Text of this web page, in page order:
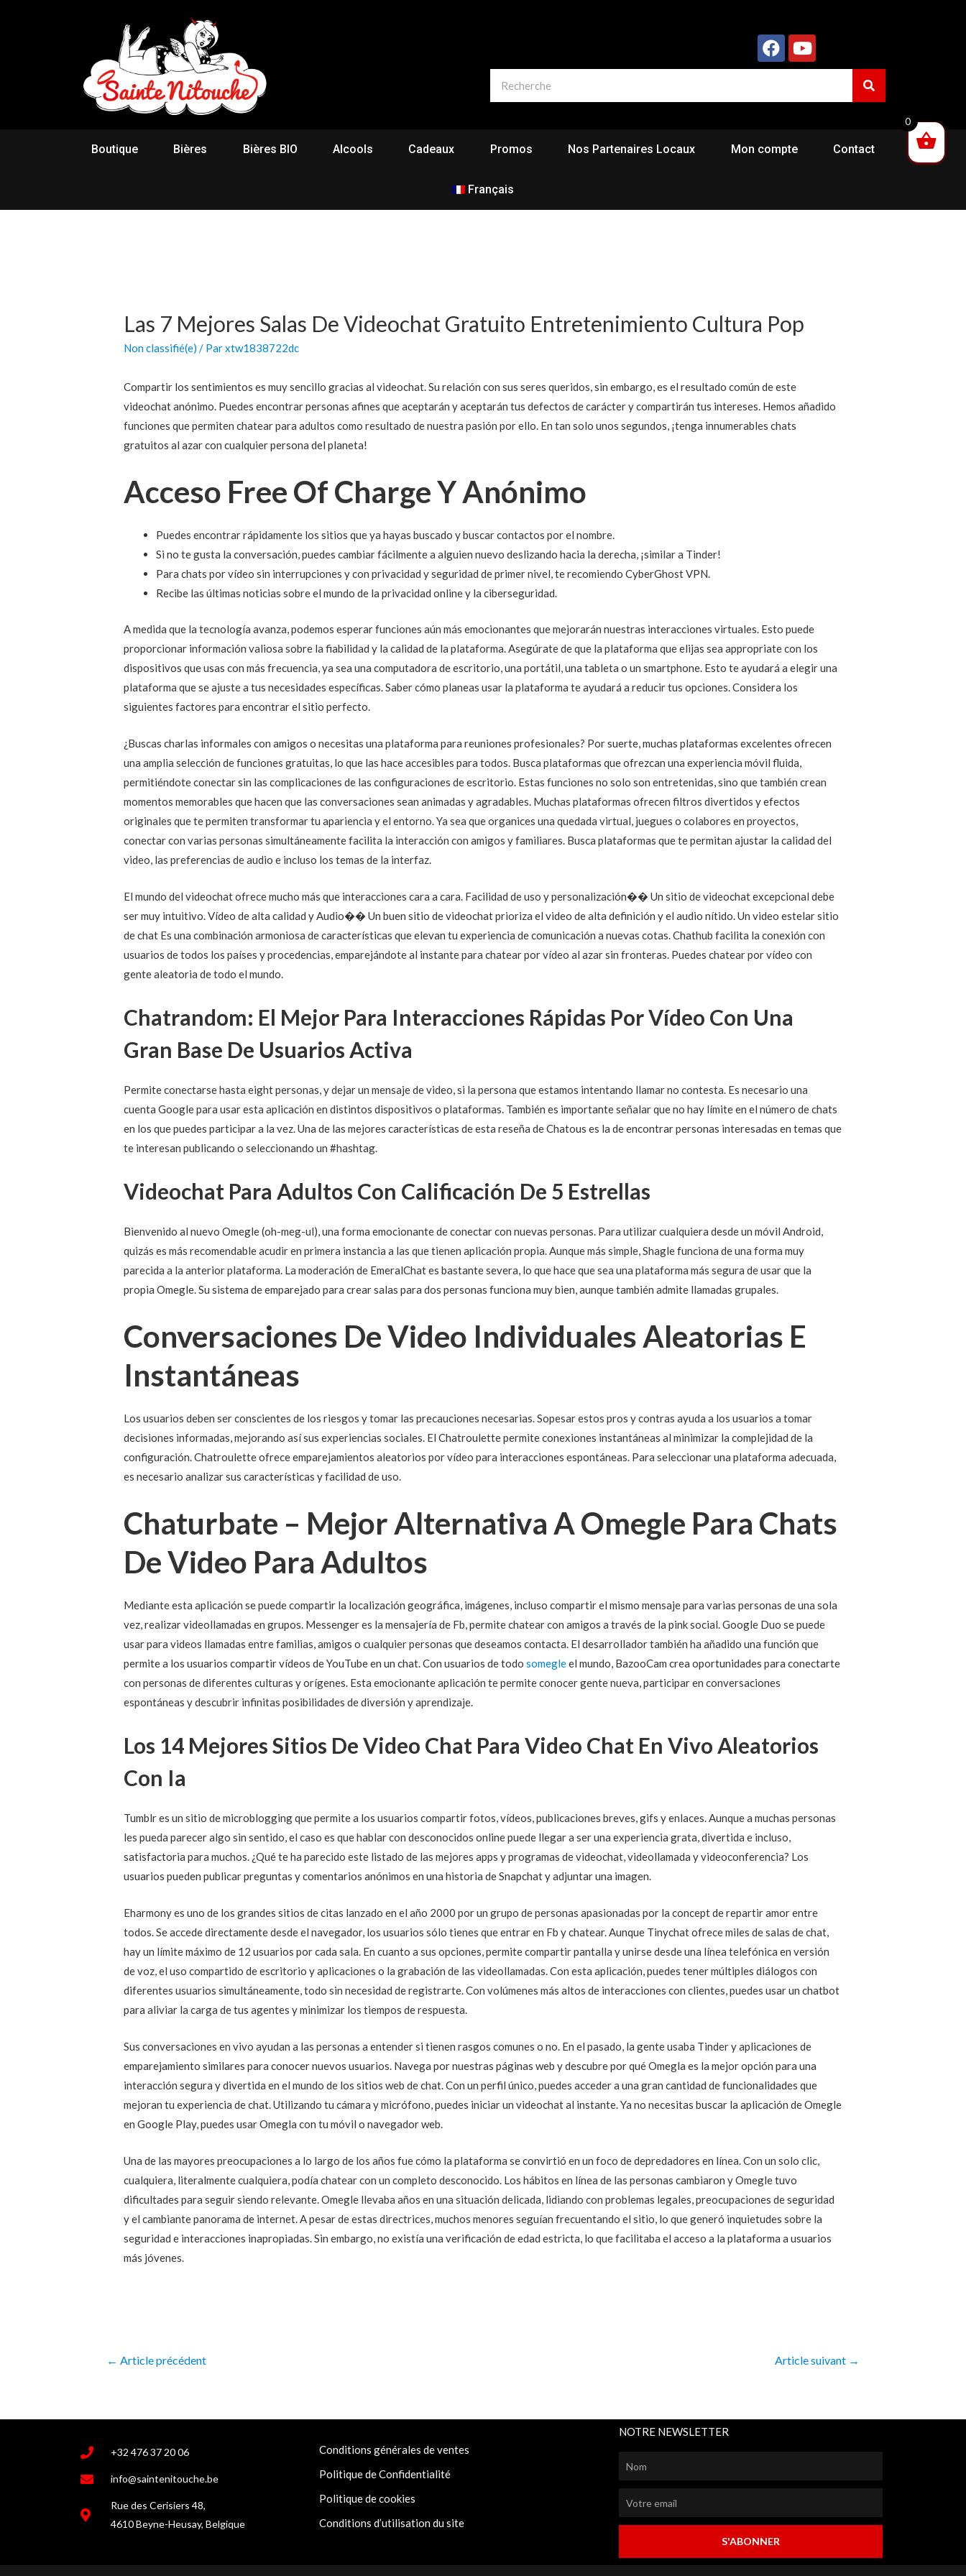
Boutique Bières Bières BIO Alcools Cadeaux Promos Nos Partenaires Locaux Mon compte Contact
Français
Las 7 Mejores Salas De Videochat Gratuito Entretenimiento Cultura Pop
Non classifié(e) / Parxtw1838722dc
Compartir los sentimientos es muy sencillo gracias al videochat. Su relación con sus seres queridos, sin embargo, es el resultado común de este
videochat anónimo. Puedes encontrar personas afines que aceptarán y aceptarán tus defectos de carácter y compartirán tus intereses. Hemos añadido
funciones que permiten chatear para adultos como resultado de nuestra pasión por ello. En tan solo unos segundos, ¡tenga innumerables chats
gratuitos al azar con cualquier persona del planeta!
Acceso Free Of Charge Y Anónimo
Puedes encontrar rápidamente los sitios que ya hayas buscado y buscar contactos por el nombre.
Si no te gusta la conversación, puedes cambiar fácilmente a alguien nuevo deslizando hacia la derecha, ¡similar a Tinder!
Para chats por vídeo sin interrupciones y con privacidad y seguridad de primer nivel, te recomiendo CyberGhost VPN.
Recibe las últimas noticias sobre el mundo de la privacidad online y la ciberseguridad.
A medida que la tecnología avanza, podemos esperar funciones aún más emocionantes que mejorarán nuestras interacciones virtuales. Esto puede
proporcionar información valiosa sobre la fiabilidad y la calidad de la plataforma. Asegúrate de que la plataforma que elijas sea appropriate con los
dispositivos que usas con más frecuencia, ya sea una computadora de escritorio, una portátil, una tableta o un smartphone. Esto te ayudará a elegir una
plataforma que se ajuste a tus necesidades específicas. Saber cómo planeas usar la plataforma te ayudará a reducir tus opciones. Considera los
siguientes factores para encontrar el sitio perfecto.
¿Buscas charlas informales con amigos o necesitas una plataforma para reuniones profesionales? Por suerte, muchas plataformas excelentes ofrecen
una amplia selección de funciones gratuitas, lo que las hace accesibles para todos. Busca plataformas que ofrezcan una experiencia móvil fluida,
permitiéndote conectar sin las complicaciones de las configuraciones de escritorio. Estas funciones no solo son entretenidas, sino que también crean
momentos memorables que hacen que las conversaciones sean animadas y agradables. Muchas plataformas ofrecen filtros divertidos y efectos
originales que te permiten transformar tu apariencia y el entorno. Ya sea que organices una quedada virtual, juegues o colabores en proyectos,
conectar con varias personas simultáneamente facilita la interacción con amigos y familiares. Busca plataformas que te permitan ajustar la calidad del
video, las preferencias de audio e incluso los temas de la interfaz.
El mundo del videochat ofrece mucho más que interacciones cara a cara. Facilidad de uso y personalización��️ Un sitio de videochat excepcional debe
ser muy intuitivo. Vídeo de alta calidad y Audio�� Un buen sitio de videochat prioriza el video de alta definición y el audio nítido. Un video estelar sitio
de chat Es una combinación armoniosa de características que elevan tu experiencia de comunicación a nuevas cotas. Chathub facilita la conexión con
usuarios de todos los países y procedencias, emparejándote al instante para chatear por vídeo al azar sin fronteras. Puedes chatear por vídeo con
gente aleatoria de todo el mundo.
Chatrandom: El Mejor Para Interacciones Rápidas Por Vídeo Con Una
Gran Base De Usuarios Activa
Permite conectarse hasta eight personas, y dejar un mensaje de video, si la persona que estamos intentando llamar no contesta. Es necesario una
cuenta Google para usar esta aplicación en distintos dispositivos o plataformas. También es importante señalar que no hay límite en el número de chats
en los que puedes participar a la vez. Una de las mejores características de esta reseña de Chatous es la de encontrar personas interesadas en temas que
te interesan publicando o seleccionando un #hashtag.
Videochat Para Adultos Con Calificación De 5 Estrellas
Bienvenido al nuevo Omegle (oh-meg-ul), una forma emocionante de conectar con nuevas personas. Para utilizar cualquiera desde un móvil Android,
quizás es más recomendable acudir en primera instancia a las que tienen aplicación propia. Aunque más simple, Shagle funciona de una forma muy
parecida a la anterior plataforma. La moderación de EmeralChat es bastante severa, lo que hace que sea una plataforma más segura de usar que la
propia Omegle. Su sistema de emparejado para crear salas para dos personas funciona muy bien, aunque también admite llamadas grupales.
Conversaciones De Video Individuales Aleatorias E
Instantáneas
Los usuarios deben ser conscientes de los riesgos y tomar las precauciones necesarias. Sopesar estos pros y contras ayuda a los usuarios a tomar
decisiones informadas, mejorando así sus experiencias sociales. El Chatroulette permite conexiones instantáneas al minimizar la complejidad de la
configuración. Chatroulette ofrece emparejamientos aleatorios por vídeo para interacciones espontáneas. Para seleccionar una plataforma adecuada,
es necesario analizar sus características y facilidad de uso.
Chaturbate – Mejor Alternativa A Omegle Para Chats
De Video Para Adultos
Mediante esta aplicación se puede compartir la localización geográfica, imágenes, incluso compartir el mismo mensaje para varias personas de una sola
vez, realizar videollamadas en grupos. Messenger es la mensajería de Fb, permite chatear con amigos a través de la pink social. Google Duo se puede
usar para videos llamadas entre familias, amigos o cualquier personas que deseamos contacta. El desarrollador también ha añadido una función que
permite a los usuarios compartir vídeos de YouTube en un chat. Con usuarios de todosomegleel mundo, BazooCam crea oportunidades para conectarte
con personas de diferentes culturas y orígenes. Esta emocionante aplicación te permite conocer gente nueva, participar en conversaciones
espontáneas y descubrir infinitas posibilidades de diversión y aprendizaje.
Los 14 Mejores Sitios De Video Chat Para Video Chat En Vivo Aleatorios
Con Ia
Tumblr es un sitio de microblogging que permite a los usuarios compartir fotos, vídeos, publicaciones breves, gifs y enlaces. Aunque a muchas personas
les pueda parecer algo sin sentido, el caso es que hablar con desconocidos online puede llegar a ser una experiencia grata, divertida e incluso,
satisfactoria para muchos. ¿Qué te ha parecido este listado de las mejores apps y programas de videochat, videollamada y videoconferencia? Los
usuarios pueden publicar preguntas y comentarios anónimos en una historia de Snapchat y adjuntar una imagen.
Eharmony es uno de los grandes sitios de citas lanzado en el año 2000 por un grupo de personas apasionadas por la concept de repartir amor entre
todos. Se accede directamente desde el navegador, los usuarios sólo tienes que entrar en Fb y chatear. Aunque Tinychat ofrece miles de salas de chat,
hay un límite máximo de 12 usuarios por cada sala. En cuanto a sus opciones, permite compartir pantalla y unirse desde una línea telefónica en versión
de voz, el uso compartido de escritorio y aplicaciones o la grabación de las videollamadas. Con esta aplicación, puedes tener múltiples diálogos con
diferentes usuarios simultáneamente, todo sin necesidad de registrarte. Con volúmenes más altos de interacciones con clientes, puedes usar un chatbot
para aliviar la carga de tus agentes y minimizar los tiempos de respuesta.
Sus conversaciones en vivo ayudan a las personas a entender si tienen rasgos comunes o no. En el pasado, la gente usaba Tinder y aplicaciones de
emparejamiento similares para conocer nuevos usuarios. Navega por nuestras páginas web y descubre por qué Omegla es la mejor opción para una
interacción segura y divertida en el mundo de los sitios web de chat. Con un perfil único, puedes acceder a una gran cantidad de funcionalidades que
mejoran tu experiencia de chat. Utilizando tu cámara y micrófono, puedes iniciar un videochat al instante. Ya no necesitas buscar la aplicación de Omegle
en Google Play, puedes usar Omegla con tu móvil o navegador web.
Una de las mayores preocupaciones a lo largo de los años fue cómo la plataforma se convirtió en un foco de depredadores en línea. Con un solo clic,
cualquiera, literalmente cualquiera, podía chatear con un completo desconocido. Los hábitos en línea de las personas cambiaron y Omegle tuvo
dificultades para seguir siendo relevante. Omegle llevaba años en una situación delicada, lidiando con problemas legales, preocupaciones de seguridad
y el cambiante panorama de internet. A pesar de estas directrices, muchos menores seguían frecuentando el sitio, lo que generó inquietudes sobre la
seguridad e interacciones inapropiadas. Sin embargo, no existía una verificación de edad estricta, lo que facilitaba el acceso a la plataforma a usuarios
más jóvenes.
← Article précédent Article suivant →
+32 476 37 20 06
info@saintenitouche.be
Rue des Cerisiers 48,
4610 Beyne-Heusay, Belgique
Conditions générales de ventes
Politique de Confidentialité
Politique de cookies
Conditions d’utilisation du site
NOTRE NEWSLETTER
S'ABONNER
0